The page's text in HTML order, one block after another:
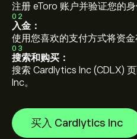
注册 eToro 账户并验证您的身
02
入金：
使用您喜欢的支付方式将资金
03
搜索和购买：
搜索 Cardlytics Inc (CDLX)
Inc。
买入 Cardlytics Inc